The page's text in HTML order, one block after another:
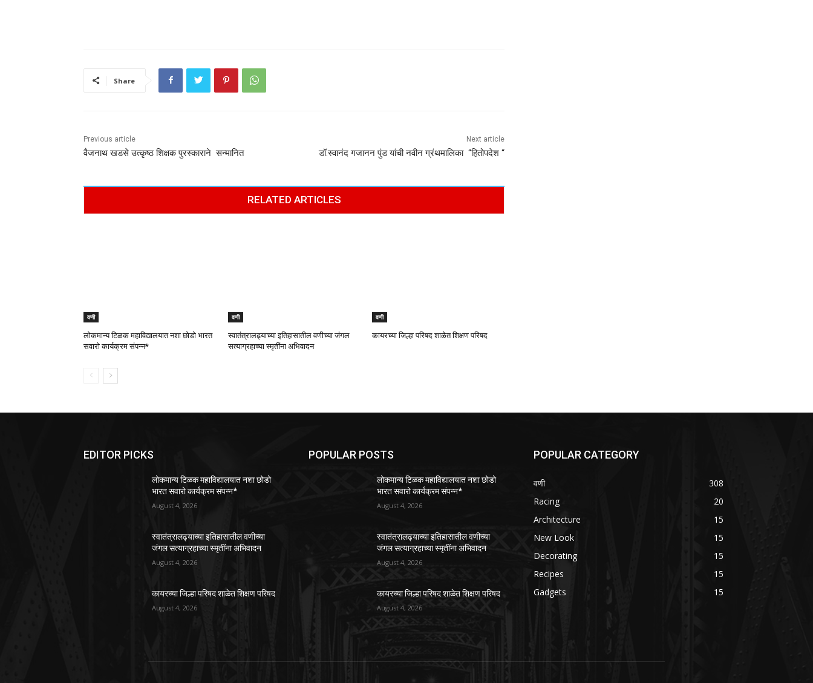
Share
Previous article
वैजनाथ खडसे उत्कृष्ठ शिक्षक पुरस्काराने सन्मानित
Next article
डॉ.स्वानंद गजानन पुंड यांची नवीन ग्रंथमालिका “हितोपदेश “
RELATED ARTICLES
वणी
लोकमान्य टिळक महाविद्यालयात नशा छोडो भारत
सवारो कार्यक्रम संपन्न*
वणी
स्वातंत्रालढ्याच्या इतिहासातील वणीच्या जंगल
सत्याग्रहाच्या स्मृतींना अभिवादन
वणी
कायरच्या जिल्हा परिषद शाळेत शिक्षण परिषद
EDITOR PICKS
लोकमान्य टिळक महाविद्यालयात नशा छोडो
भारत सवारो कार्यक्रम संपन्न*
August 4, 2026
स्वातंत्रालढ्याच्या इतिहासातील वणीच्या
जंगल सत्याग्रहाच्या स्मृतींना अभिवादन
August 4, 2026
कायरच्या जिल्हा परिषद शाळेत शिक्षण परिषद
August 4, 2026
POPULAR POSTS
लोकमान्य टिळक महाविद्यालयात नशा छोडो
भारत सवारो कार्यक्रम संपन्न*
August 4, 2026
स्वातंत्रालढ्याच्या इतिहासातील वणीच्या
जंगल सत्याग्रहाच्या स्मृतींना अभिवादन
August 4, 2026
कायरच्या जिल्हा परिषद शाळेत शिक्षण परिषद
August 4, 2026
POPULAR CATEGORY
वणी
308
Racing
20
Architecture
15
New Look
15
Decorating
15
Recipes
15
Gadgets
15